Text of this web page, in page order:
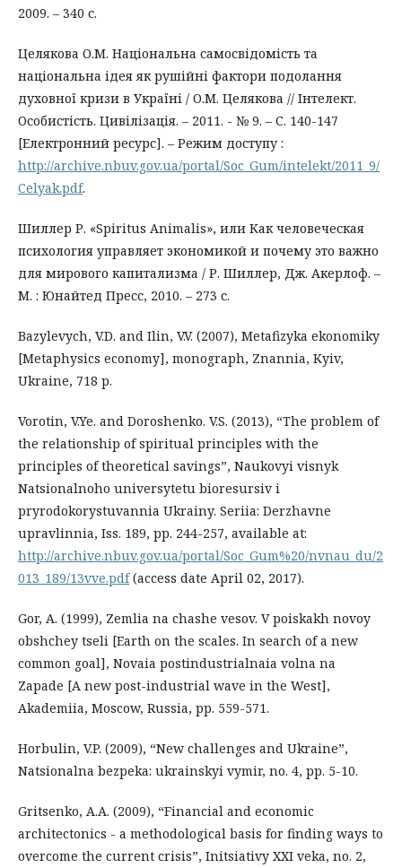
2009. – 340 с.
Целякова О.М. Національна самосвідомість та
національна ідея як рушійні фактори подолання
духовної кризи в Україні / О.М. Целякова // Інтелект.
Особистість. Цивілізація. – 2011. - № 9. – С. 140-147
[Електронний ресурс]. – Режим доступу :
http://archive.nbuv.gov.ua/portal/Soc_Gum/intelekt/2011_9/
Celyak.pdf.
Шиллер Р. «Spiritus Animalis», или Как человеческая
психология управляет экономикой и почему это важно
для мирового капитализма / Р. Шиллер, Дж. Акерлоф. –
М. : Юнайтед Пресс, 2010. – 273 с.
Bazylevych, V.D. and Ilin, V.V. (2007), Metafizyka ekonomiky
[Metaphysics economy], monograph, Znannia, Kyiv,
Ukraine, 718 p.
Vorotin, V.Ye. and Doroshenko. V.S. (2013), “The problem of
the relationship of spiritual principles with the
principles of theoretical savings”, Naukovyi visnyk
Natsionalnoho universytetu bioresursiv i
pryrodokorystuvannia Ukrainy. Seriia: Derzhavne
upravlinnia, Iss. 189, pp. 244-257, available at:
http://archive.nbuv.gov.ua/portal/Soc_Gum%20/nvnau_du/2
013_189/13vve.pdf(access date April 02, 2017).
Gor, A. (1999), Zemlia na chashe vesov. V poiskakh novoy
obshchey tseli [Earth on the scales. In search of a new
common goal], Novaia postindustrialnaia volna na
Zapade [A new post-industrial wave in the West],
Akademiia, Moscow, Russia, pp. 559-571.
Horbulin, V.P. (2009), “New challenges and Ukraine”,
Natsionalna bezpeka: ukrainskyi vymir, no. 4, pp. 5-10.
Gritsenko, A.A. (2009), “Financial and economic
architectonics - a methodological basis for finding ways to
overcome the current crisis”, Initsiativy XXI veka, no. 2,